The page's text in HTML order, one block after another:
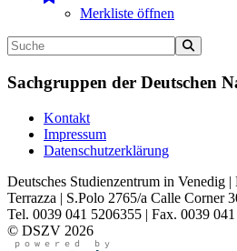
Merkliste öffnen
Sachgruppen der Deutschen
Kontakt
Impressum
Datenschutzerklärung
Deutsches Studienzentrum in Venedig
Terrazza | S.Polo 2765/a Calle Corner
Tel. 0039 041 5206355 | Fax. 0039
© DSZV 2026